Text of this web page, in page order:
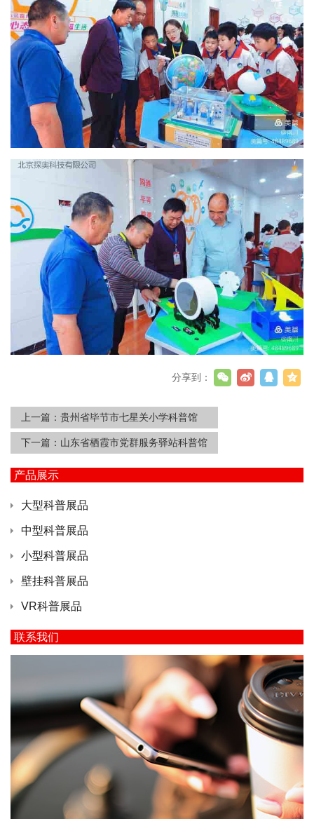
产品展示
大型科普展品
中型科普展品
小型科普展品
壁挂科普展品
VR科普展品
联系我们
分享到：
上一篇： 贵州省毕节市七星关小学科普馆
下一篇： 山东省栖霞市党群服务驿站科普馆